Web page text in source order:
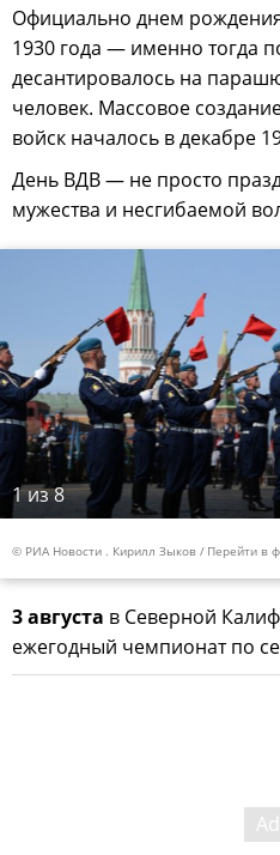
Официально днем рождения
1930 года — именно тогда
десантировалось на
человек. Массовое
войск началось в декабре
День ВДВ — не просто
мужества и несгибаемой
1из 8
© РИА Новости . Кирилл Зыков Перейти в
3 августа в Северной
ежегодный чемпионат по